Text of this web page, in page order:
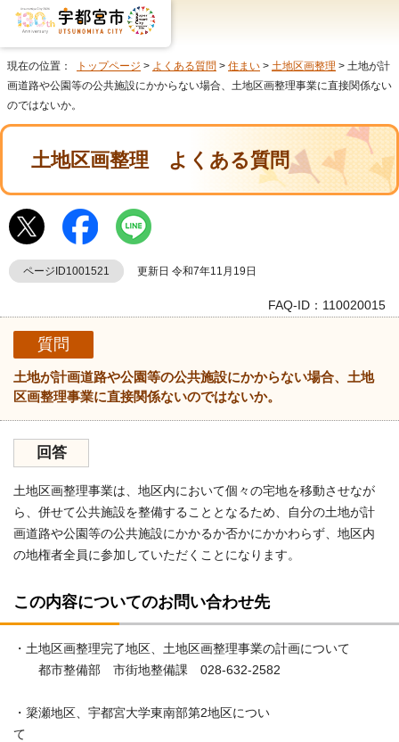
現在の位置： トップページ > よくある質問 > 住まい > 土地区画整理 > 土地が計
画道路や公園等の公共施設にかからない場合、土地区画整理事業に直接関係ない
のではないか。
土地区画整理 よくある質問
ページID1001521 更新日 令和7年11月19日
FAQ-ID：110020015
質問
土地が計画道路や公園等の公共施設にかからない場合、土地
区画整理事業に直接関係ないのではないか。
回答
土地区画整理事業は、地区内において個々の宅地を移動させなが
ら、併せて公共施設を整備することとなるため、自分の土地が計
画道路や公園等の公共施設にかかるか否かにかかわらず、地区内
の地権者全員に参加していただくことになります。
この内容についてのお問い合わせ先
・土地区画整理完了地区、土地区画整理事業の計画について
都市整備部 市街地整備課 028-632-2582
・簗瀬地区、宇都宮大学東南部第2地区につい
て